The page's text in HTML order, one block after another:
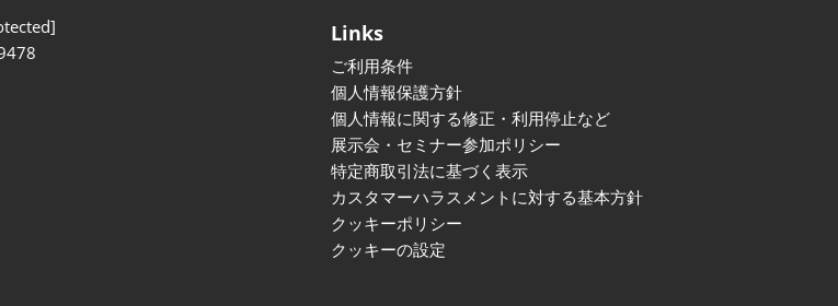
Links
ご利用条件
個人情報保護方針
個人情報に関する修正・利用停止など
展示会・セミナー参加ポリシー
特定商取引法に基づく表示
カスタマーハラスメントに対する基本方針
クッキーポリシー
クッキーの設定